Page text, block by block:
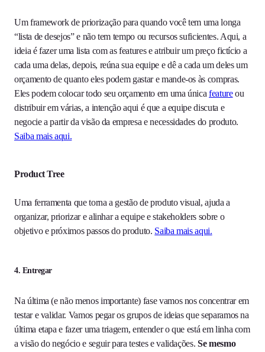
Um framework de priorização para quando você tem uma longa
“lista de desejos” e não tem tempo ou recursos suficientes. Aqui, a
ideia é fazer uma lista com as features e atribuir um preço fictício a
cada uma delas, depois, reúna sua equipe e dê a cada um deles um
orçamento de quanto eles podem gastar e mande-os às compras.
Eles podem colocar todo seu orçamento em uma únicafeatureou
distribuir em várias, a intenção aqui é que a equipe discuta e
negocie a partir da visão da empresa e necessidades do produto.
Saiba mais aqui.
Product Tree
Uma ferramenta que torna a gestão de produto visual, ajuda a
organizar, priorizar e alinhar a equipe e stakeholders sobre o
objetivo e próximos passos do produto. Saiba mais aqui.
4. Entregar
Na última (e não menos importante) fase vamos nos concentrar em
testar e validar. Vamos pegar os grupos de ideias que separamos na
última etapa e fazer uma triagem, entender o que está em linha com
a visão do negócio e seguir para testes e validações. Se mesmo